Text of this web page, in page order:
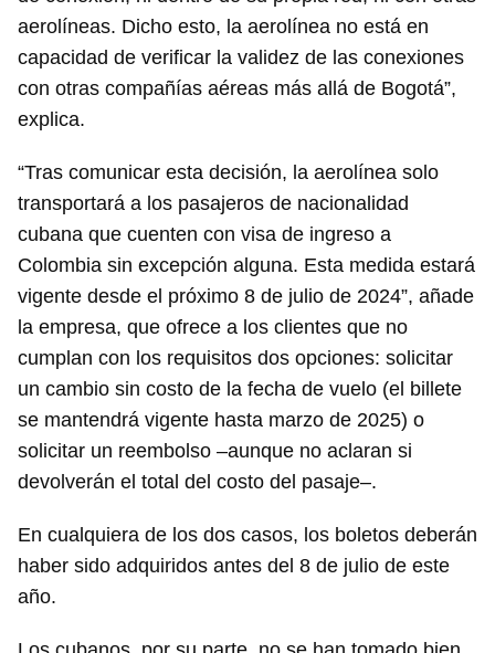
aerolíneas. Dicho esto, la aerolínea no está en
capacidad de verificar la validez de las conexiones
con otras compañías aéreas más allá de Bogotá”,
explica.
“Tras comunicar esta decisión, la aerolínea solo
transportará a los pasajeros de nacionalidad
cubana que cuenten con visa de ingreso a
Colombia sin excepción alguna. Esta medida estará
vigente desde el próximo 8 de julio de 2024”, añade
la empresa, que ofrece a los clientes que no
cumplan con los requisitos dos opciones: solicitar
un cambio sin costo de la fecha de vuelo (el billete
se mantendrá vigente hasta marzo de 2025) o
solicitar un reembolso –aunque no aclaran si
devolverán el total del costo del pasaje–.
En cualquiera de los dos casos, los boletos deberán
haber sido adquiridos antes del 8 de julio de este
año.